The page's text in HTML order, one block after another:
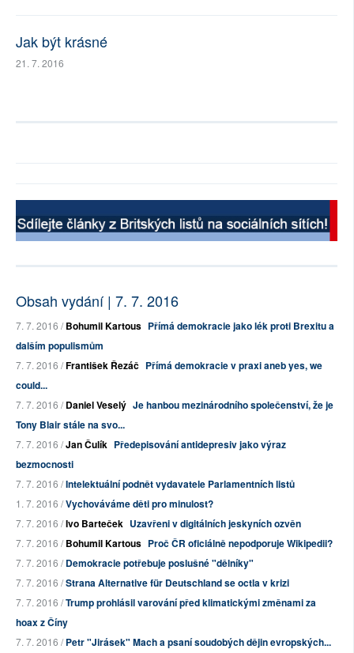
Jak být krásné
21. 7. 2016
Obsah vydání | 7. 7. 2016
7. 7. 2016 /Bohumil Kartous Přímá demokracie jako lék proti Brexitu a
dalším populismům
7. 7. 2016 /František Řezáč Přímá demokracie v praxi aneb yes, we
could...
7. 7. 2016 /Daniel Veselý Je hanbou mezinárodního společenství, že je
Tony Blair stále na svo...
7. 7. 2016 /Jan Čulík Předepisování antidepresiv jako výraz
bezmocnosti
7. 7. 2016 /Intelektuální podnět vydavatele Parlamentních listů
1. 7. 2016 /Vychováváme děti pro minulost?
7. 7. 2016 /Ivo Barteček Uzavřeni v digitálních jeskyních ozvěn
7. 7. 2016 /Bohumil Kartous Proč ČR oficiálně nepodporuje Wikipedii?
7. 7. 2016 /Demokracie potřebuje poslušné "dělníky"
7. 7. 2016 /Strana Alternative für Deutschland se octla v krizi
7. 7. 2016 /Trump prohlásil varování před klimatickými změnami za
hoax z Číny
7. 7. 2016 /Petr "Jirásek" Mach a psaní soudobých dějin evropských...